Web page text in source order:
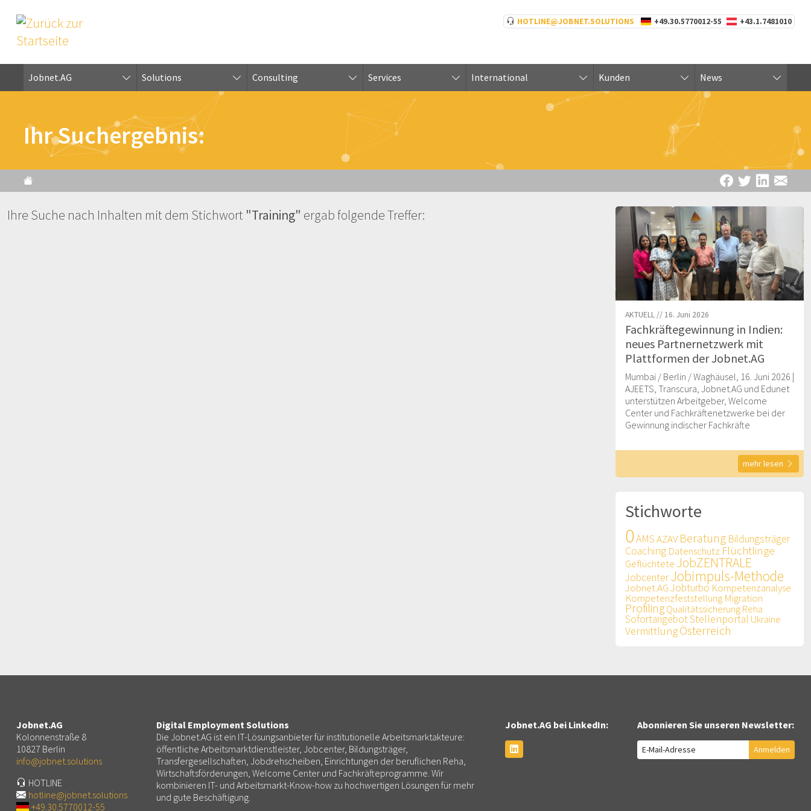
HOTLINE@JOBNET.SOLUTIONS +49.30.5770012-55 +43.1.7481010
Jobnet.AG Solutions Consulting Services International Kunden News
Ihr Suchergebnis:
Ihre Suche nach Inhalten mit dem Stichwort "Training" ergab folgende Treffer:
AKTUELL // 16. Juni 2026
Fachkräftegewinnung in Indien:
neues Partnernetzwerk mit
Plattformen der Jobnet.AG
Mumbai / Berlin / Waghäusel, 16. Juni 2026 |
AJEETS, Transcura, Jobnet.AG und Edunet
unterstützen Arbeitgeber, Welcome
Center und Fachkräftenetzwerke bei der
Gewinnung indischer Fachkräfte
mehr lesen
Stichworte
0AMSAZAV Beratung Bildungsträger
Coaching Datenschutz Flüchtlinge
Geflüchtete JobZENTRALE
JobcenterJobimpuls-Methode
Jobnet.AGJobturbo Kompetenzanalyse
Kompetenzfeststellung Migration
ProfilingQualitätssicherungReha
SofortangebotStellenportal Ukraine
VermittlungÖsterreich
Jobnet.AG
Kolonnenstraße 8
10827 Berlin
info@jobnet.solutions
HOTLINE
hotline@jobnet.solutions
+49.30.5770012-55
Digital Employment Solutions
Die Jobnet.AG ist ein IT-Lösungsanbieter für institutionelle Arbeitsmarktakteure:
öffentliche Arbeitsmarktdienstleister, Jobcenter, Bildungsträger,
Transfergesellschaften, Jobdrehscheiben, Einrichtungen der beruflichen Reha,
Wirtschaftsförderungen, Welcome Center und Fachkräfteprogramme. Wir
kombinieren IT- und Arbeitsmarkt-Know-how zu hochwertigen Lösungen für mehr
und gute Beschäftigung.
Jobnet.AG bei LinkedIn: Abonnieren Sie unseren Newsletter:
Anmelden